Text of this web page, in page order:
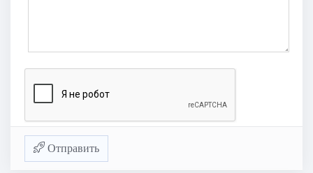
Отправить